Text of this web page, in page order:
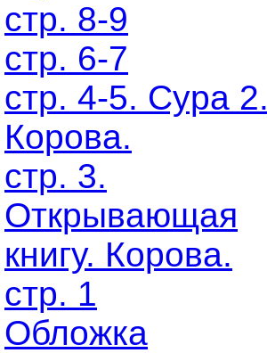
стр. 8-9
стр. 6-7
стр. 4-5. Сура 2.
Корова.
стр. 3.
Открывающая
книгу. Корова.
стр. 1
Обложка